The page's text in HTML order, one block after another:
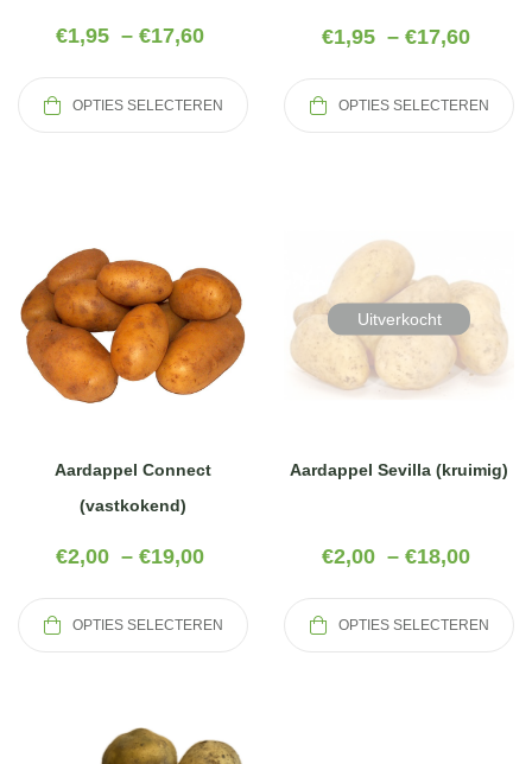
€1,95 – €17,60
OPTIES SELECTEREN
€1,95 – €17,60
OPTIES SELECTEREN
Aardappel Connect
(vastkokend)
€2,00 – €19,00
OPTIES SELECTEREN
Uitverkocht
Aardappel Sevilla (kruimig)
€2,00 – €18,00
OPTIES SELECTEREN